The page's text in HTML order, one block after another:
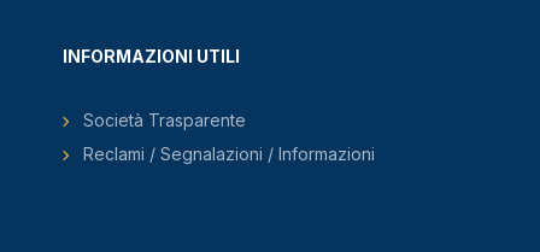
INFORMAZIONI UTILI
Società Trasparente
Reclami / Segnalazioni / Informazioni